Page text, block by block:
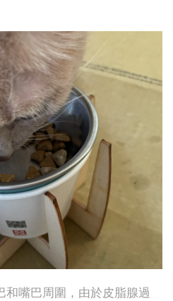
和嘴巴周圍，由於皮脂腺過